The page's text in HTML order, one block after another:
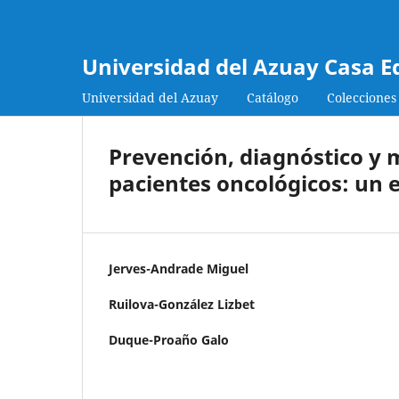
Universidad del Azuay Casa
Universidad del Azuay Catálogo Colecciones
Prevención, diagnóstico y
pacientes oncológicos:
Jerves-Andrade Miguel
Ruilova-González Lizbet
Duque-Proaño Galo